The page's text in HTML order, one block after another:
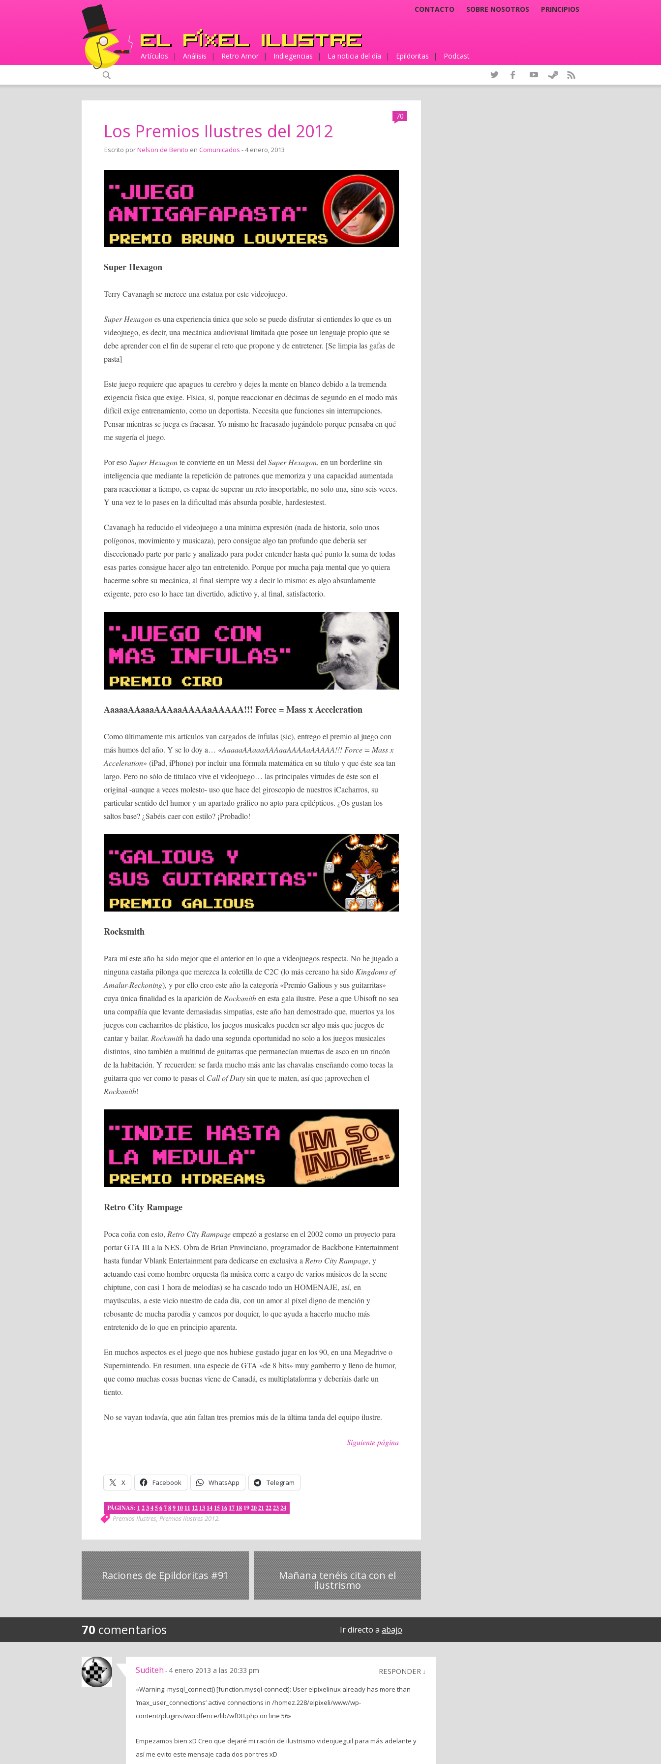
CONTACTO SOBRE NOSOTROS PRINCIPIOS
Artículos | Análisis | Retro Amor | Indiegencias | La noticia del día | Epildoritas | Podcast
70
Los Premios Ilustres del 2012
Escrito porNelson de Benito en Comunicados - 4 enero, 2013
Super Hexagon
Terry Cavanagh se merece una estatua por este videojuego.
Super Hexagones una experiencia única que solo se puede disfrutar si entiendes lo que es un
videojuego, es decir, una mecánica audiovisual limitada que posee un lenguaje propio que se
debe aprender con el fin de superar el reto que propone y de entretener. [Se limpia las gafas de
pasta]
Este juego requiere que apagues tu cerebro y dejes la mente en blanco debido a la tremenda
exigencia física que exige. Física, sí, porque reaccionar en décimas de segundo en el modo más
difícil exige entrenamiento, como un deportista. Necesita que funciones sin interrupciones.
Pensar mientras se juega es fracasar. Yo mismo he fracasado jugándolo porque pensaba en qué
me sugería el juego.
Por esoSuper Hexagonte convierte en un Messi delSuper Hexagon, en un borderline sin
inteligencia que mediante la repetición de patrones que memoriza y una capacidad aumentada
para reaccionar a tiempo, es capaz de superar un reto insoportable, no solo una, sino seis veces.
Y una vez te lo pases en la dificultad más absurda posible, hardestestest.
Cavanagh ha reducido el videojuego a una mínima expresión (nada de historia, solo unos
polígonos, movimiento y musicaza), pero consigue algo tan profundo que debería ser
diseccionado parte por parte y analizado para poder entender hasta qué punto la suma de todas
esas partes consigue hacer algo tan entretenido. Porque por mucha paja mental que yo quiera
hacerme sobre su mecánica, al final siempre voy a decir lo mismo: es algo absurdamente
exigente, pero eso lo hace tan divertido, adictivo y, al final, satisfactorio.
AaaaaAAaaaAAAaaAAAAaAAAAA!!! Force = Mass x Acceleration
Como últimamente mis artículos van cargados de ínfulas (sic), entrego el premio al juego con
más humos del año. Y se lo doy a… «AaaaaAAaaaAAAaaAAAAaAAAAA!!! Force = Mass x
Acceleration» (iPad, iPhone) por incluir una fórmula matemática en su título y que éste sea tan
largo. Pero no sólo de titulaco vive el videojuego… las principales virtudes de éste son el
original -aunque a veces molesto- uso que hace del giroscopio de nuestros iCacharros, su
particular sentido del humor y un apartado gráfico no apto para epilépticos. ¿Os gustan los
saltos base? ¿Sabéis caer con estilo? ¡Probadlo!
Rocksmith
Para mí este año ha sido mejor que el anterior en lo que a videojuegos respecta. No he jugado a
ninguna castaña pilonga que merezca la coletilla de C2C (lo más cercano ha sidoKingdoms of
Amalur-Reckoning), y por ello creo este año la categoría «Premio Galious y sus guitarritas»
cuya única finalidad es la aparición deRocksmithen esta gala ilustre. Pese a que Ubisoft no sea
una compañía que levante demasiadas simpatías, este año han demostrado que, muertos ya los
juegos con cacharritos de plástico, los juegos musicales pueden ser algo más que juegos de
cantar y bailar. Rocksmithha dado una segunda oportunidad no solo a los juegos musicales
distintos, sino también a multitud de guitarras que permanecían muertas de asco en un rincón
de la habitación. Y recuerden: se farda mucho más ante las chavalas enseñando como tocas la
guitarra que ver como te pasas el Call of Dutysin que te maten, así que ¡aprovechen el
Rocksmith!
Retro City Rampage
Poca coña con esto, Retro City Rampageempezó a gestarse en el 2002 como un proyecto para
portar GTA III a la NES. Obra de Brian Provinciano, programador de Backbone Entertainment
hasta fundar Vblank Entertainment para dedicarse en exclusiva a Retro City Rampage, y
actuando casi como hombre orquesta (la música corre a cargo de varios músicos de la scene
chiptune, con casi 1 hora de melodías) se ha cascado todo un HOMENAJE, así, en
mayúsculas, a este vicio nuestro de cada día, con un amor al pixel digno de mención y
rebosante de mucha parodia y cameos por doquier, lo que ayuda a hacerlo mucho más
entretenido de lo que en principio aparenta.
En muchos aspectos es el juego que nos hubiese gustado jugar en los 90, en una Megadrive o
Supernintendo. En resumen, una especie de GTA «de 8 bits» muy gamberro y lleno de humor,
que como muchas cosas buenas viene de Canadá, es multiplataforma y deberíais darle un
tiento.
No se vayan todavía, que aún faltan tres premios más de la última tanda del equipo ilustre.
Siguiente página
X Facebook WhatsApp Telegram
PÁGINAS: 1 23456789 10 11 12 13 14 15 16 17 18 192021 222324
Premios Ilustres, Premios Ilustres 2012.
Raciones de Epildoritas #91 Mañana tenéis cita con el
ilustrismo
70 comentarios Ir directo a abajo
Suditeh - 4 enero 2013 a las 20:33 pm RESPONDER ↓
«Warning: mysql_connect() [function.mysql-connect]: User elpixelinux already has more than
‘max_user_connections’ active connections in /homez.228/elpixeli/www/wp-
content/plugins/wordfence/lib/wfDB.php on line 56»
Empezamos bien xD Creo que dejaré mi ración de ilustrismo videojueguil para más adelante y
así me evito este mensaje cada dos por tres xD